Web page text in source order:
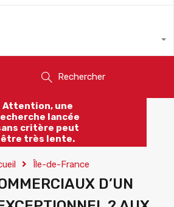
Rechercher
Attention, une
lancée
critère peut
être très lente.
Île-de-France
D’UN